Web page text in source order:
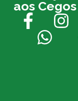
aos Cegos